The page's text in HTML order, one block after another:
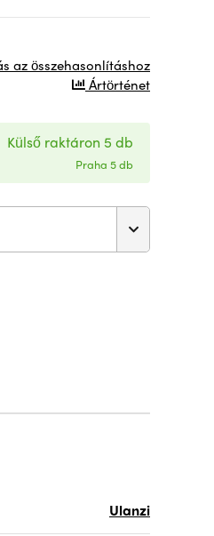
az összehasonlításhoz
Ártörténet
Külső raktáron 5 db
Praha 5 db
Ulanzi